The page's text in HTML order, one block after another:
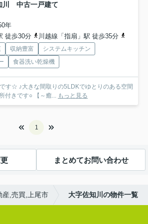
川 中古一戸建て
年
徒歩30分
川越線「指扇」駅 徒歩35分
収納豊富
システムキッチン
食器洗い乾燥機
す☆ ♪大きな間取りの5LDKでゆとりのある空間
♪ ○電動シャッター6ヵ所付きです○ 【～癒... もっと見る
1
まとめてお問い合わせ
産,売買,上尾市 大字佐知川の物件一覧